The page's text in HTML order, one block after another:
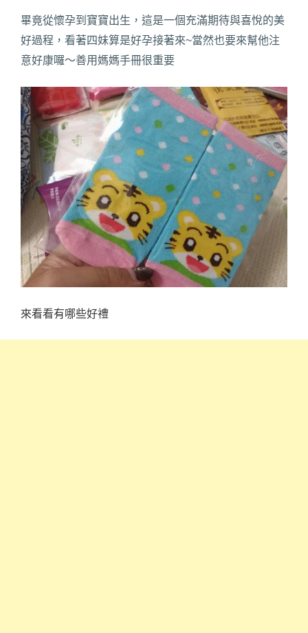
畢竟從懷孕到寶寶出生，這是一個充滿期待與喜悅的美
好過程，看著四妹算是好孕接著來~當然也要來幫他注
意好康囉～善用媽媽手冊很重要
來看看有哪些好禮